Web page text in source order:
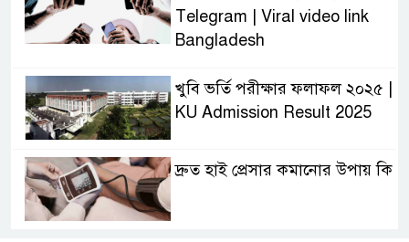
Telegram | Viral video link
Bangladesh
খুবি ভর্তি পরীক্ষার ফলাফল ২০২৫ |
KU Admission Result 2025
দ্রুত হাই প্রেসার কমানোর উপায় কি